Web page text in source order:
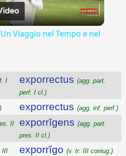
Video
Un Viaggio nel Tempo e nel
I
exporrectus (agg. part.
perf. I cl.)
exporrectus (agg. inf. perf.)
II
exporrĭgens (agg. part.
pres. II cl.)
III
exporrĭgo (v. tr. III coniug.)